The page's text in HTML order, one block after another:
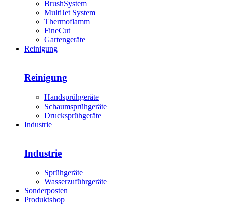
BrushSystem
MultiJet System
Thermoflamm
FineCut
Gartengeräte
Reinigung
Reinigung
Handsprühgeräte
Schaumsprühgeräte
Drucksprühgeräte
Industrie
Industrie
Sprühgeräte
Wasserzuführgeräte
Sonderposten
Produktshop